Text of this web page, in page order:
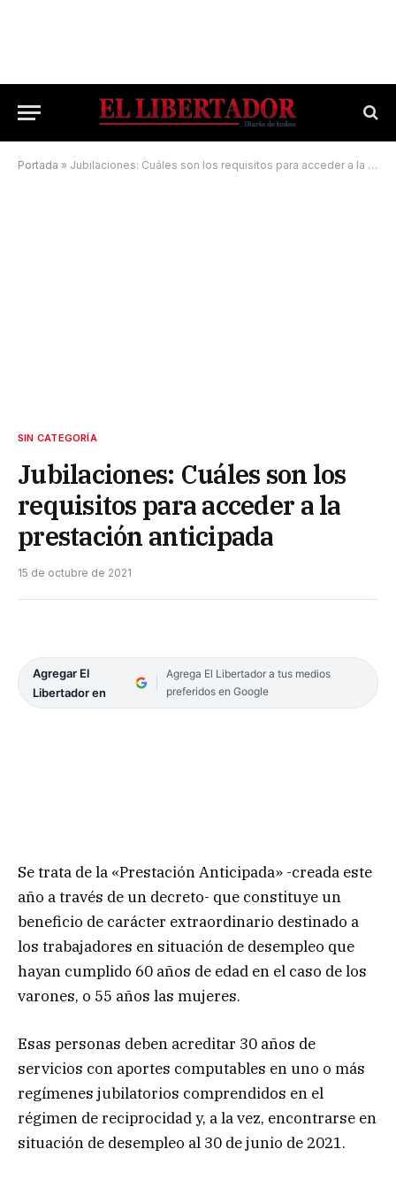
Portada » Jubilaciones: Cuáles son los requisitos para acceder a la prestación anticipada
SIN CATEGORÍA
Jubilaciones: Cuáles son los
requisitos para acceder a la
prestación anticipada
15 de octubre de 2021
Agregar El
Libertador en
Agrega El Libertador a tus medios
preferidos en Google
Se trata de la «Prestación Anticipada» -creada este
año a través de un decreto- que constituye un
beneficio de carácter extraordinario destinado a
los trabajadores en situación de desempleo que
hayan cumplido 60 años de edad en el caso de los
varones, o 55 años las mujeres.
Esas personas deben acreditar 30 años de
servicios con aportes computables en uno o más
regímenes jubilatorios comprendidos en el
régimen de reciprocidad y, a la vez, encontrarse en
situación de desempleo al 30 de junio de 2021.